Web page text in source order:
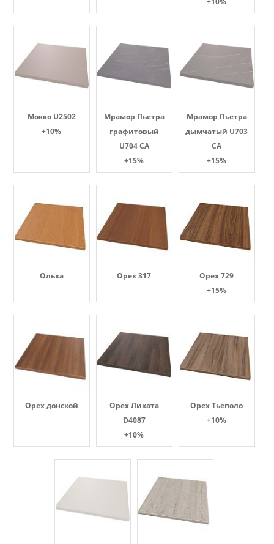
Мокко U2502
+10%
Мрамор Пьетра
графитовый
U704 CA
+15%
Мрамор Пьетра
дымчатый U703
CA
+15%
Ольха Орех 317
Орех 729
+15%
Орех донской
Орех Ликата
D4087
+10%
Орех Тьеполо
+10%